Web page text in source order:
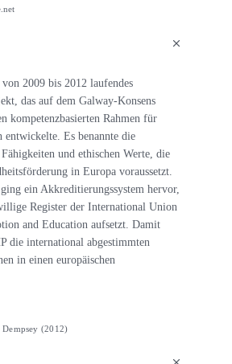
2009 bis 2012 laufendes
das auf dem Galway-Konsens
kompetenzbasierten Rahmen für
Es benannte die
Fähigkeiten und ethischen Werte, die
in Europa voraussetzt.
ein Akkreditierungssystem hervor,
Register der International Union
and Education aufsetzt. Damit
die international abgestimmten
in einen europäischen
(2012)